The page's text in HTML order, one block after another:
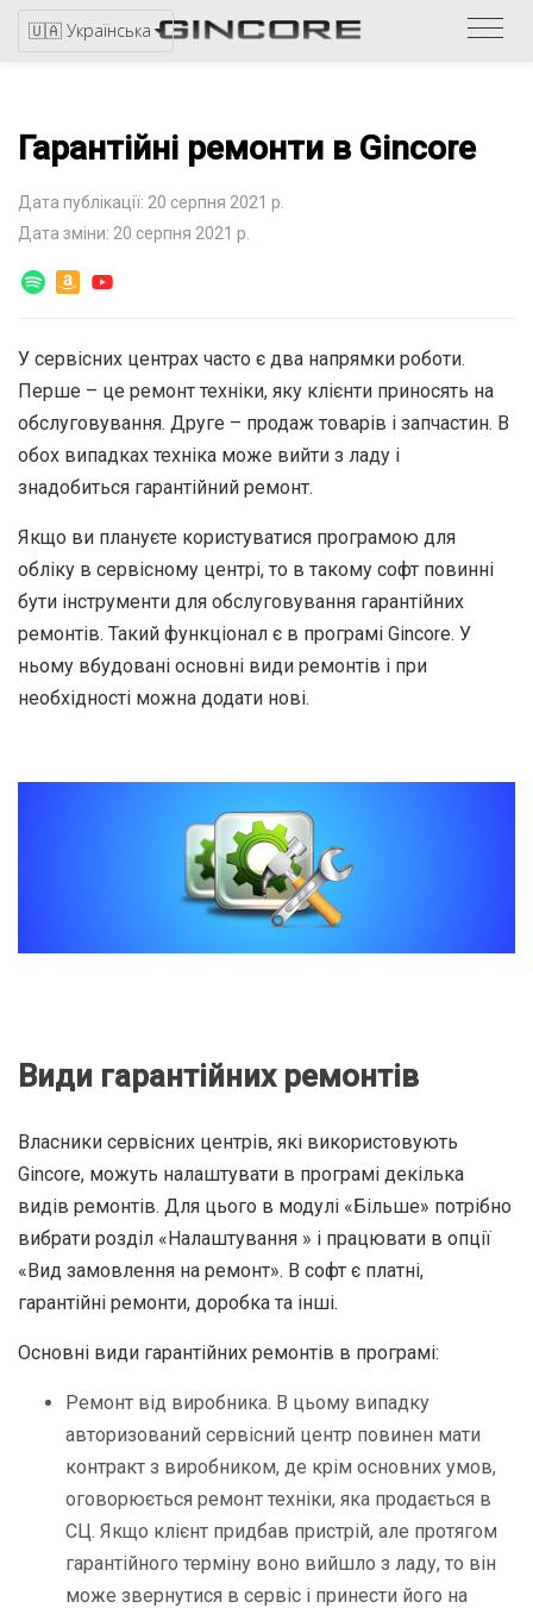
🇺🇦 Українська
Гарантійні ремонти в Gincore
Дата публікації: 20 серпня 2021 р.
Дата зміни: 20 серпня 2021 р.
У сервісних центрах часто є два напрямки роботи.
Перше – це ремонт техніки, яку клієнти приносять на
обслуговування. Друге – продаж товарів і запчастин. В
обох випадках техніка може вийти з ладу і
знадобиться гарантійний ремонт.
Якщо ви плануєте користуватися програмою для
обліку в сервісному центрі, то в такому софт повинні
бути інструменти для обслуговування гарантійних
ремонтів. Такий функціонал є в програмі Gincore. У
ньому вбудовані основні види ремонтів і при
необхідності можна додати нові.
Види гарантійних ремонтів
Власники сервісних центрів, які використовують
Gincore, можуть налаштувати в програмі декілька
видів ремонтів. Для цього в модулі «Більше» потрібно
вибрати розділ «Налаштування » і працювати в опції
«Вид замовлення на ремонт». В софт є платні,
гарантійні ремонти, доробка та інші.
Основні види гарантійних ремонтів в програмі:
Ремонт від виробника. В цьому випадку
авторизований сервісний центр повинен мати
контракт з виробником, де крім основних умов,
оговорюється ремонт техніки, яка продається в
СЦ. Якщо клієнт придбав пристрій, але протягом
гарантійного терміну воно вийшло з ладу, то він
може звернутися в сервіс і принести його на